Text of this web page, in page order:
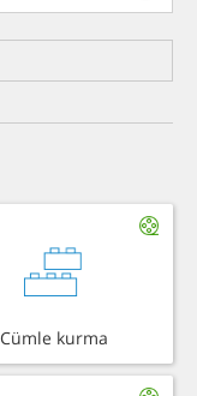
Cümle kurma